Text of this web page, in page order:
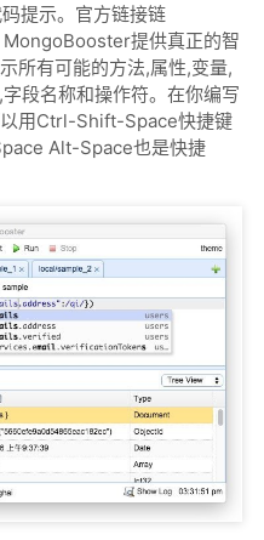
提示。官方链接链
MongoBooster提供真正的智
所有可能的方法,属性,变量,
段名称和操作符。在你编写
用Ctrl-Shift-Space快捷键
Alt-Space也是快捷